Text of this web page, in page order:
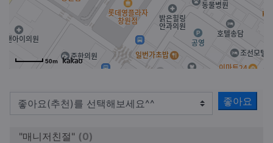
50m
좋아요
"매니저친절" (0)